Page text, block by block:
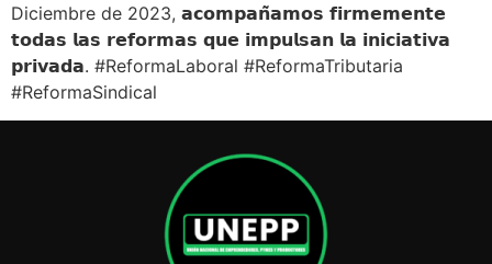
Diciembre de 2023, 𝗮𝗰𝗼𝗺𝗽𝗮𝗻̃𝗮𝗺𝗼𝘀 𝗳𝗶𝗿𝗺𝗲𝗺𝗲𝗻𝘁𝗲
𝘁𝗼𝗱𝗮𝘀 𝗹𝗮𝘀 𝗿𝗲𝗳𝗼𝗿𝗺𝗮𝘀 𝗾𝘂𝗲 𝗶𝗺𝗽𝘂𝗹𝘀𝗮𝗻 𝗹𝗮 𝗶𝗻𝗶𝗰𝗶𝗮𝘁𝗶𝘃𝗮
𝗽𝗿𝗶𝘃𝗮𝗱𝗮. #ReformaLaboral #ReformaTributaria
#ReformaSindical